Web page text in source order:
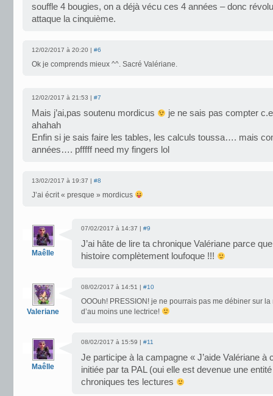
souffle 4 bougies, on a déjà vécu ces 4 années – donc
attaque la cinquième.
12/02/2017 à 20:20 | #6
Ok je comprends mieux ^^. Sacré Valériane.
12/02/2017 à 21:53 | #7
Mais j’ai,pas soutenu mordicus
je ne sais pas compter
ahahah
Enfin si je sais faire les tables, les calculs toussa…. mais
années…. pfffff need my fingers lol
13/02/2017 à 19:37 | #8
J’ai écrit « presque » mordicus
Maêlle
07/02/2017 à 14:37 | #9
J’ai hâte de lire ta chronique Valériane parce
histoire complètement loufoque !!!
Valeriane
08/02/2017 à 14:51 | #10
OOOuh! PRESSION! je ne pourrais pas me débiner sur
d’au moins une lectrice!
Maêlle
08/02/2017 à 15:59 | #11
Je participe à la campagne « J’aide Valériane
initiée par ta PAL (oui elle est devenue une
chroniques tes lectures